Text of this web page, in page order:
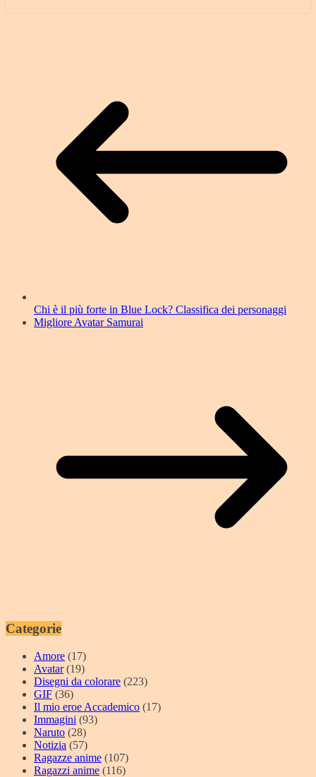
Chi è il più forte in Blue Lock? Classifica dei personaggi
Migliore Avatar Samurai
Categorie
Amore (17)
Avatar(19)
Disegni da colorare (223)
GIF (36)
Il mio eroe Accademico (17)
Immagini (93)
Naruto (28)
Notizia (57)
Ragazze anime (107)
Ragazzi anime (116)